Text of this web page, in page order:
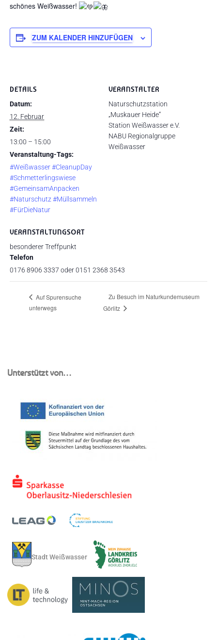
schönes Weißwasser!
ZUM KALENDER HINZUFÜGEN
DETAILS
Datum:
12. Februar
Zeit:
13:00 – 15:00
Veranstaltung-Tags:
#Weißwasser #CleanupDay
#Schmetterlingswiese
#GemeinsamAnpacken
#Naturschutz #Müllsammeln
#FürDieNatur
VERANSTALTUNGSORT
besonderer Treffpunkt
Telefon
0176 8906 3337 oder 0151 2368 3543
VERANSTALTER
Naturschutzstation
„Muskauer Heide“
Station Weißwasser e.V.
NABU Regionalgruppe
Weißwasser
Auf Spurensuche
unterwegs
Zu Besuch im Naturkundemuseum
Görlitz
Unterstützt von…
Stadt Weißwasser